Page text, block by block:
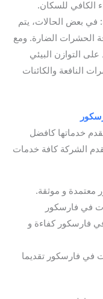
الكافي للسكان.
في بعض الحالات، يتم
الحشرات الضارة. ومع
التوازن البيئي
النافعة والكائنات
خدماتها كافضل
الشركة كافة خدمات
و موثقة.
في فارسكور
فارسكور كفاءة و
فارسكور تقديما